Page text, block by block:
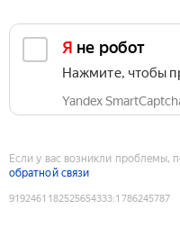
Я не робот
Нажмите, чтобы
Yandex
Если у вас возникли проблемы,
обратной связи
9192461182525654333:1786245787